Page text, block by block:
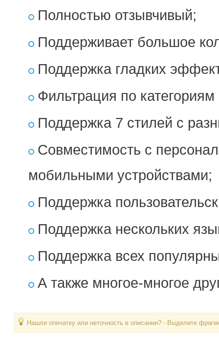
Полностью отзывчивый;
Поддерживает большое
Поддержка гладких
Фильтрация по категориям
Поддержка 7 стилей с
Совместимость с
мобильными устройствами;
Поддержка
Поддержка нескольких
Поддержка всех
А также многое-многое
Нашли опечатку или неточность в описании? - Выделите